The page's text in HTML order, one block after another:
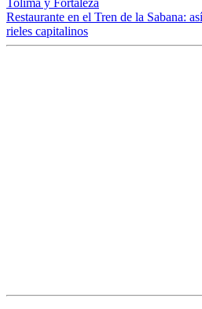
Restaurante en el Tren de la Sabana:
rieles capitalinos